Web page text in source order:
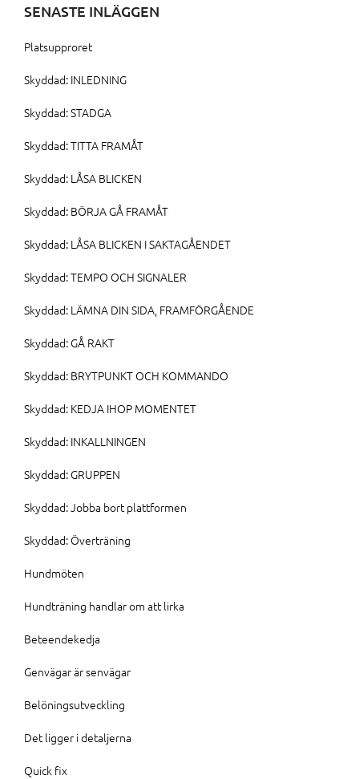
SENASTE INLÄGGEN
Platsupproret
Skyddad: INLEDNING
Skyddad: STADGA
Skyddad: TITTA FRAMÅT
Skyddad: LÅSA BLICKEN
Skyddad: BÖRJA GÅ FRAMÅT
Skyddad: LÅSA BLICKEN I SAKTAGÅENDET
Skyddad: TEMPO OCH SIGNALER
Skyddad: LÄMNA DIN SIDA, FRAMFÖRGÅENDE
Skyddad: GÅ RAKT
Skyddad: BRYTPUNKT OCH KOMMANDO
Skyddad: KEDJA IHOP MOMENTET
Skyddad: INKALLNINGEN
Skyddad: GRUPPEN
Skyddad: Jobba bort plattformen
Skyddad: Överträning
Hundmöten
Hundträning handlar om att lirka
Beteendekedja
Genvägar är senvägar
Belöningsutveckling
Det ligger i detaljerna
Quick fix